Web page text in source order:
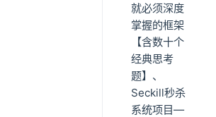
就必须深度
掌握的框架
【含数十个
经典思考
题】、
Seckill秒杀
系统项目—